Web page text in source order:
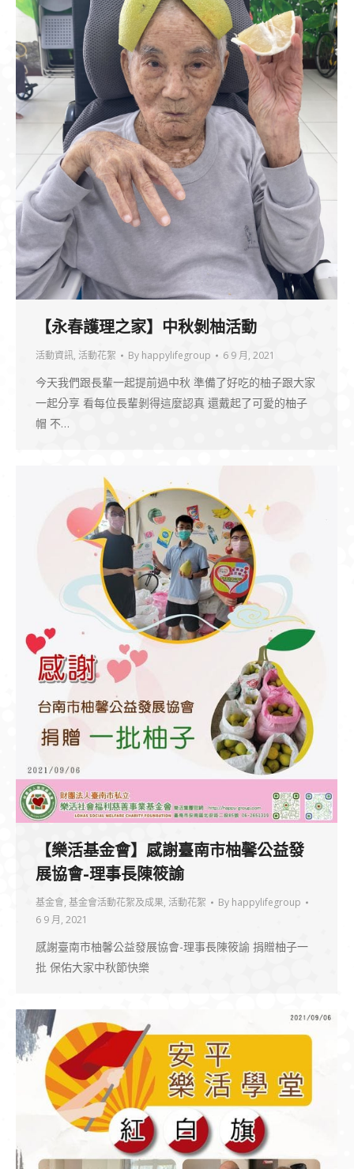
【永春護理之家】中秋剝柚活動
活動資訊, 活動花絮 By happylifegroup 6 9 月, 2021
今天我們跟長輩一起提前過中秋 準備了好吃的柚子跟大家
一起分享 看每位長輩剝得這麼認真 還戴起了可愛的柚子
帽 不…
【樂活基金會】感謝臺南市柚馨公益發
展協會-理事長陳筱諭
基金會, 基金會活動花絮及成果, 活動花絮 By happylifegroup
6 9 月, 2021
感謝臺南市柚馨公益發展協會-理事長陳筱諭 捐贈柚子一
批 保佑大家中秋節快樂